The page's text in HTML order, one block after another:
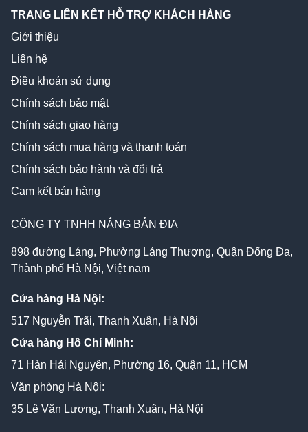
CÔNG TY TNHH NẮNG BẢN ĐỊA
898 đường Láng, Phường Láng Thượng, Quận Đống Đa,
Thành phố Hà Nội, Việt nam
Cửa hàng Hà Nội:
517 Nguyễn Trãi, Thanh Xuân, Hà Nội
Cửa hàng Hồ Chí Minh:
71 Hàn Hải Nguyên, Phường 16, Quận 11, HCM
Văn phòng Hà Nội:
35 Lê Văn Lương, Thanh Xuân, Hà Nội
TRANG LIÊN KẾT HỖ TRỢ KHÁCH HÀNG
Giới thiệu
Liên hệ
Điều khoản sử dụng
Chính sách bảo mật
Chính sách giao hàng
Chính sách mua hàng và thanh toán
Chính sách bảo hành và đổi trả
Cam kết bán hàng